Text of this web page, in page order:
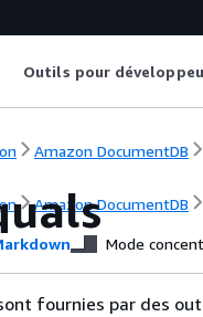
Outils pour
Amazon DocumentDB
Amazon DocumentDB
Mode
fournies par des